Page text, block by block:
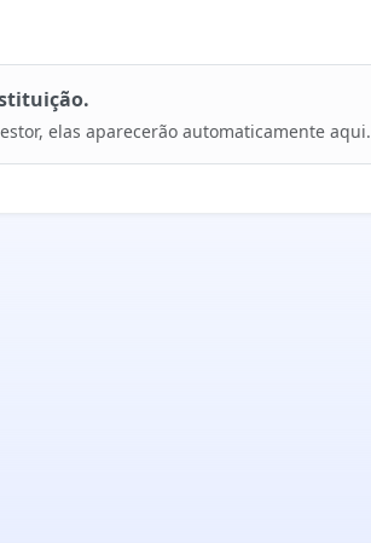
elas aparecerão automaticamente aqui.